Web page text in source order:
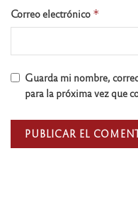
Correo electrónico *
Guarda mi nombre,
para la próxima vez que